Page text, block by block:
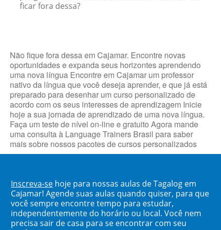
ficar fora dessa?
Não fique fora dessa em Cajamar. Encontre novas
oportunidades e expanda seus horizontes aprendendo
uma nova língua Encontre em Cajamar um professor
nativo da língua que você deseja aprender, e que já está
preparado para desenhar um curso personalizado de
acordo com os seus interesses de aprendizagem Inicie
hoje a sua jornada de aprendizado de uma nova língua.
Faça um teste de nível on-line e gratuito Agora mande
uma consulta à Language Trainers Brasil para saber
mais sobre nossos pacotes de cursos personalizados
Inscreva-se hoje para nossas aulas de Tagalog em
Cajamar! Agende suas aulas quando quiser, para que
você sempre encontre tempo para estudar,
independentemente do horário ou local. Você nem
precisa sair de casa para se encontrar com seu